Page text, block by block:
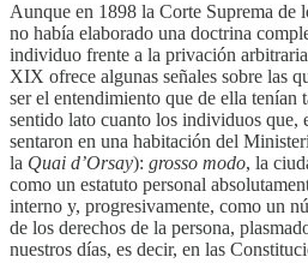
Aunque en 1898 la Corte Suprema de
no había elaborado una doctrina
individuo frente a la privación
XIX ofrece algunas señales sobre las
ser el entendimiento que de ella tenían
sentido lato cuanto los individuos que,
sentaron en una habitación del
la Quai d’Orsay): grosso modo, la
como un estatuto personal
interno y, progresivamente, como un
de los derechos de la persona,
nuestros días, es decir, en las